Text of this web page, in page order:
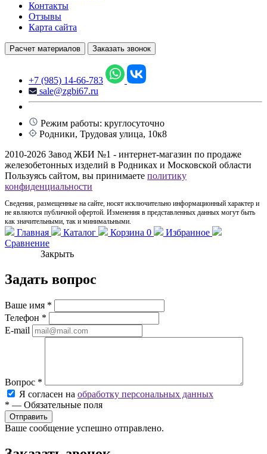
Контакты
Отзывы
Карта сайта
Расчет материалов Заказать звонок
+7 (985) 14-66-783
sale@zgbi67.ru
Режим работы: круглосуточно
Родники, Трудовая улица, 10к8
2010-2026 Завод ЖБИ №1 - интернет-магазин по продаже
железобетонных изделий в Родниках и Московской области
Пользуясь сайтом, вы принимаете политику
конфиденциальности
Сведения, размещенные на сайте, носят исключительно информационный характер и
не являются публичной офертой. Изменения в представленных данных могут быть
как значительными, так и минимальными.
Главная Каталог Корзина 0
Избранное
Сравнение
Закрыть
Задать вопрос
Ваше имя *
Телефон *
E-mail
Вопрос *
Я согласен на обработку персональных данных
* — Обязательные поля
Ваше сообщение успешно отправлено.